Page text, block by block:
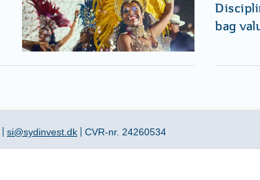
bag
si@sydinvest.dk CVR-nr. 24260534